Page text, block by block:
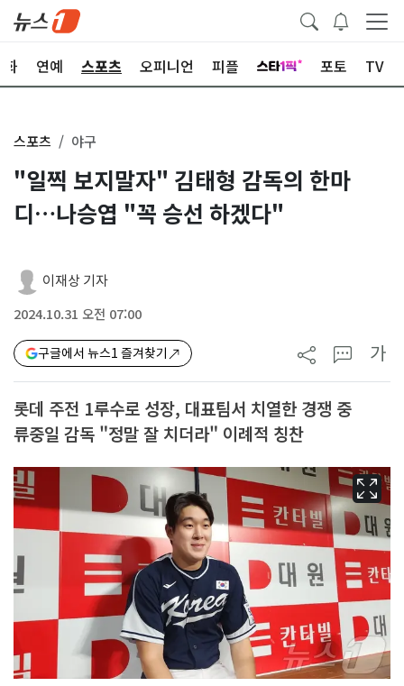
화 연예 스포츠 오피니언 피플 포토 TV
스포츠 야구
"일찍 보지말자" 김태형 감독의 한마
디…나승엽 "꼭 승선 하겠다"
이재상 기자
2024.10.31 오전 07:00
구글에서 뉴스1 즐겨찾기 가
롯데 주전 1루수로 성장, 대표팀서 치열한 경쟁 중
류중일 감독 "정말 잘 치더라" 이례적 칭찬